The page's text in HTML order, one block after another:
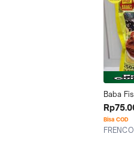
Baba
Serbuk
500gr
Bisa COD